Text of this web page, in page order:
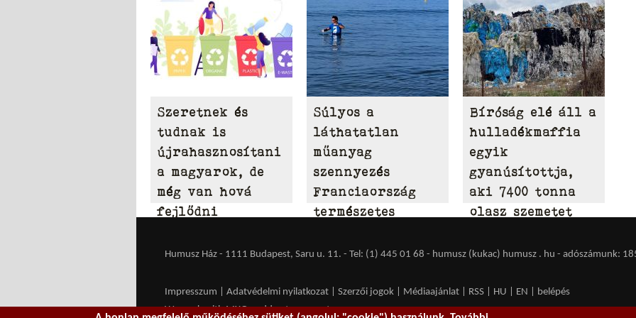
Szeretnek és
tudnak is
újrahasznosítani
a magyarok, de
még van hová
fejlődni
Súlyos a
láthatatlan
műanyag
szennyezés
Franciaország
természetes
Bíróság elé áll a
hulladékmaffia
egyik
gyanúsítottja,
aki 7400 tonna
olasz szemetet
Humusz Ház - 1111 Budapest, Saru u. 11. - Tel: (1) 445 01 68 - humusz (kukac) humusz . hu - adószámunk:
Impresszum Adatvédelmi nyilatkozat Szerzői jogok Médiaajánlat RSS HU EN
belépés
We work withMXGuarddogto prevent spam.